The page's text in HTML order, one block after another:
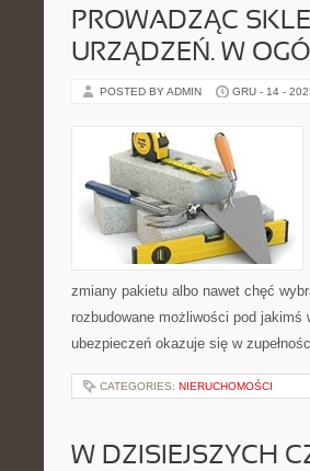
PROWADZĄC
URZĄDZEŃ. W
POSTED BY ADMIN GRU - 14 -
zmiany pakietu albo nawet chęć
rozbudowane możliwości pod
ubezpieczeń okazuje się w
CATEGORIES: NIERUCHOMOŚCI
W DZISIEJSZYCH